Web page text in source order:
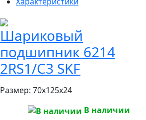
Шариковый
подшипник 6214
2RS1/C3 SKF
Размер: 70x125x24
В наличии